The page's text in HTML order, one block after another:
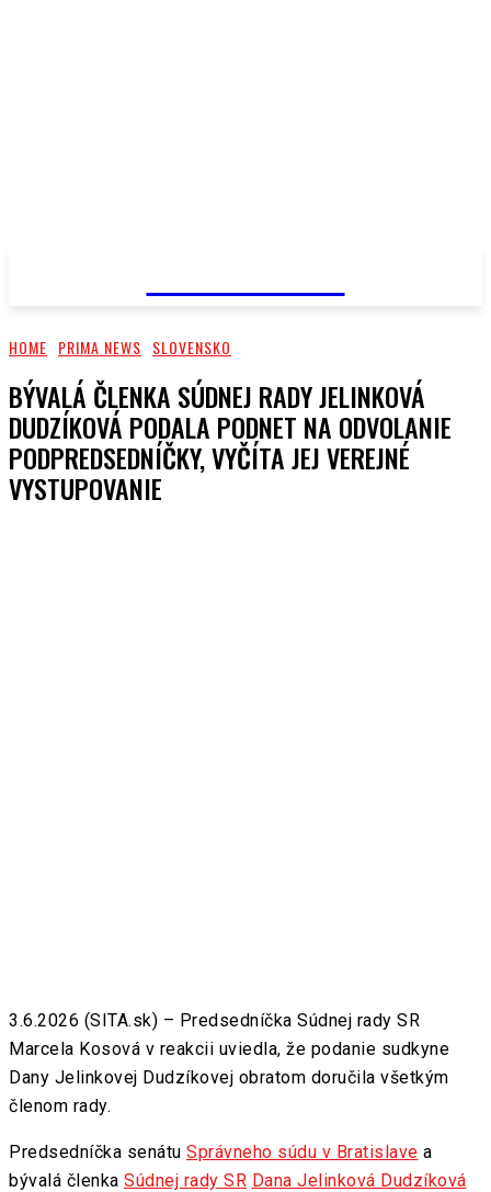
HOME PRIMA NEWS SLOVENSKO
BÝVALÁ ČLENKA SÚDNEJ RADY JELINKOVÁ
DUDZÍKOVÁ PODALA PODNET NA ODVOLANIE
PODPREDSEDNÍČKY, VYČÍTA JEJ VEREJNÉ
VYSTUPOVANIE
3.6.2026 (SITA.sk) – Predsedníčka Súdnej rady SR
Marcela Kosová v reakcii uviedla, že podanie sudkyne
Dany Jelinkovej Dudzíkovej obratom doručila všetkým
členom rady.
Predsedníčka senátu Správneho súdu v Bratislave a
bývalá členka Súdnej rady SR Dana Jelinková Dudzíková